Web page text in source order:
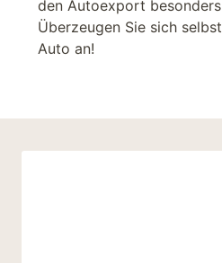
den Autoexport
Überzeugen Sie sich
Auto an!